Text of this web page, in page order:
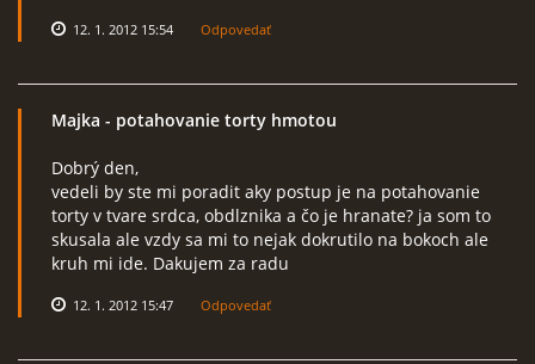
12. 1. 2012 15:54 Odpovedať
Majka - potahovanie torty hmotou
Dobrý den,
vedeli by ste mi poradit aky postup je na potahovanie
torty v tvare srdca, obdlznika a čo je hranate? ja som to
skusala ale vzdy sa mi to nejak dokrutilo na bokoch ale
kruh mi ide. Dakujem za radu
12. 1. 2012 15:47 Odpovedať